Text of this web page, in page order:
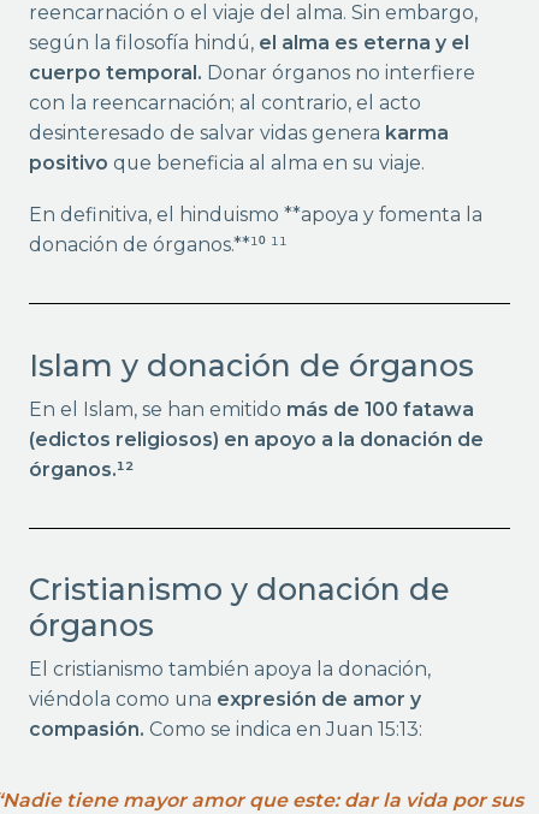
reencarnación o el viaje del alma. Sin embargo,
según la filosofía hindú, el alma es eterna y el
cuerpo temporal. Donar órganos no interfiere
con la reencarnación; al contrario, el acto
desinteresado de salvar vidas genera karma
positivo que beneficia al alma en su viaje.
En definitiva, el hinduismo **apoya y fomenta la
donación de órganos.**¹⁰ ¹¹
Islam y donación de órganos
En el Islam, se han emitido más de 100 fatawa
(edictos religiosos) en apoyo a la donación de
órganos.¹²
Cristianismo y donación de
órganos
El cristianismo también apoya la donación,
viéndola como una expresión de amor y
compasión. Como se indica en Juan 15:13:
tiene mayor amor que este: dar la vida por sus